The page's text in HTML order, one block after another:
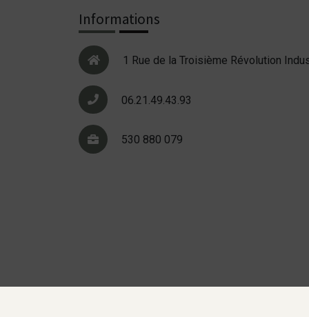
Informations
1 Rue de la Troisième Révolution
06.21.49.43.93
530 880 079